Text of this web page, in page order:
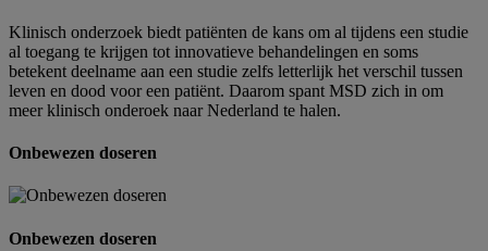
Klinisch onderzoek biedt patiënten de kans om al tijdens een studie
al toegang te krijgen tot innovatieve behandelingen en soms
betekent deelname aan een studie zelfs letterlijk het verschil tussen
leven en dood voor een patiënt. Daarom spant MSD zich in om
meer klinisch onderoek naar Nederland te halen.
Onbewezen doseren
Onbewezen doseren